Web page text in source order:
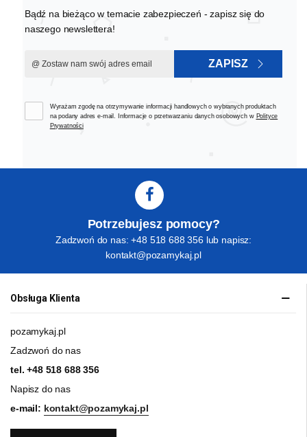
Bądź na bieżąco w temacie zabezpieczeń - zapisz się do
naszego newslettera!
ZAPISZ
Wyrażam zgodę na otrzymywanie informacji handlowych o wybranych produktach
na podany adres e-mail. Informacje o przetwarzaniu danych osobowych w Polityce
Prywatności
Potrzebujesz pomocy?
Zadzwoń do nas: +48 518 688 356 lub napisz:
kontakt@pozamykaj.pl
Obsługa Klienta
pozamykaj.pl
Zadzwoń do nas
tel.+48 518 688 356
Napisz do nas
e-mail: kontakt@pozamykaj.pl